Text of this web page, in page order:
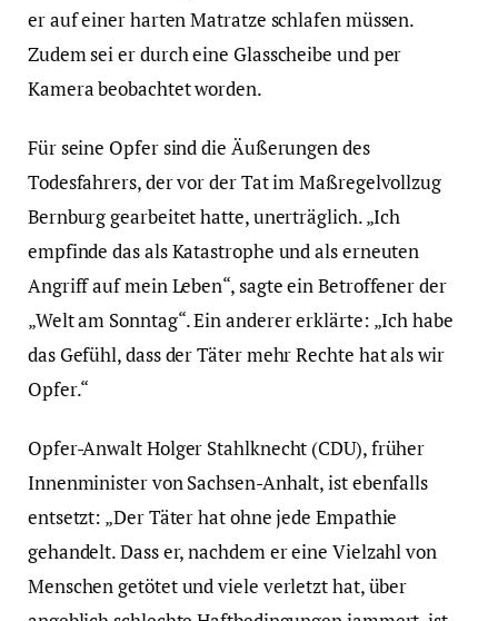
er auf einer harten Matratze schlafen müssen.
Zudem sei er durch eine Glasscheibe und per
Kamera beobachtet worden.
Für seine Opfer sind die Äußerungen des
Todesfahrers, der vor der Tat im Maßregelvollzug
Bernburg gearbeitet hatte, unerträglich. „Ich
empfinde das als Katastrophe und als erneuten
Angriff auf mein Leben“, sagte ein Betroffener der
„Welt am Sonntag“. Ein anderer erklärte: „Ich habe
das Gefühl, dass der Täter mehr Rechte hat als wir
Opfer.“
Opfer-Anwalt Holger Stahlknecht (CDU), früher
Innenminister von Sachsen-Anhalt, ist ebenfalls
entsetzt: „Der Täter hat ohne jede Empathie
gehandelt. Dass er, nachdem er eine Vielzahl von
Menschen getötet und viele verletzt hat, über